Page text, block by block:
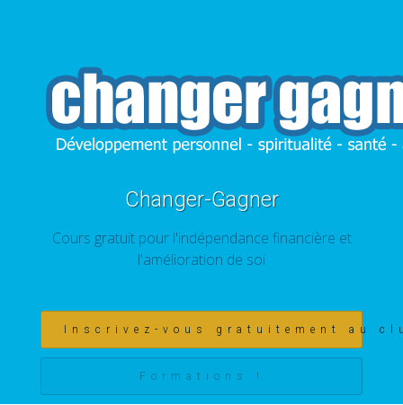
Changer-Gagner
Cours gratuit pour l'indépendance financière et
l'amélioration de soi
Inscrivez-vous gratuitement au
Formations !